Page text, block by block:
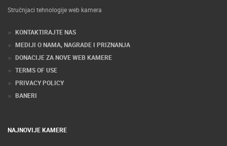
Stručnjaci tehnologije web kamera
KONTAKTIRAJTE NAS
MEDIJI O NAMA, NAGRADE I PRIZNANJA
DONACIJE ZA NOVE WEB KAMERE
TERMS OF USE
PRIVACY POLICY
BANERI
NAJNOVIJE KAMERE